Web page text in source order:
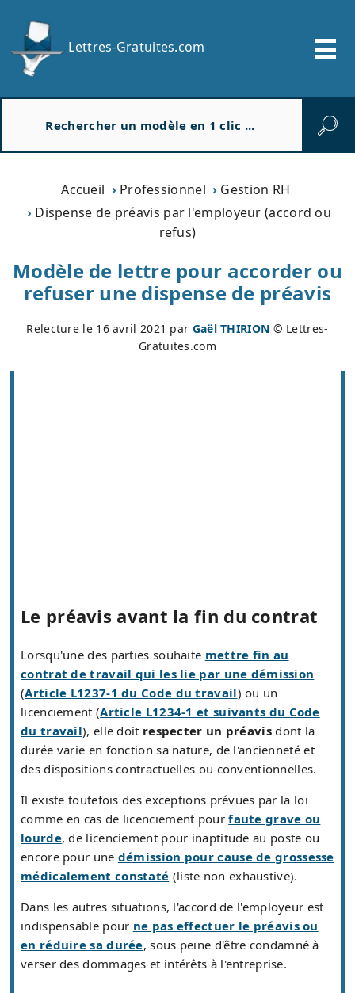
Lettres-Gratuites.com
Accueil Professionnel
Gestion RH
Dispense de préavis par l'employeur (accord ou
refus)
Modèle de lettre pour accorder ou
refuser une dispense de préavis
Relecture le 16 avril 2021 par Gaël THIRION © Lettres-
Gratuites.com
Le préavis avant la fin du contrat
Lorsqu'une des parties souhaite mettre fin au
contrat de travail qui les lie par une démission
(Article L1237-1 du Code du travail) ou un
licenciement (Article L1234-1 et suivants du Code
du travail), elle doit respecter un préavisdont la
durée varie en fonction sa nature, de l'ancienneté et
des dispositions contractuelles ou conventionnelles.
Il existe toutefois des exceptions prévues par la loi
comme en cas de licenciement pourfaute grave ou
lourde, de licenciement pour inaptitude au poste ou
encore pour une démission pour cause de grossesse
médicalement constaté (liste non exhaustive).
Dans les autres situations, l'accord de l'employeur est
indispensable pour ne pas effectuer le préavis ou
en réduire sa durée, sous peine d'être condamné à
verser des dommages et intérêts à l'entreprise.